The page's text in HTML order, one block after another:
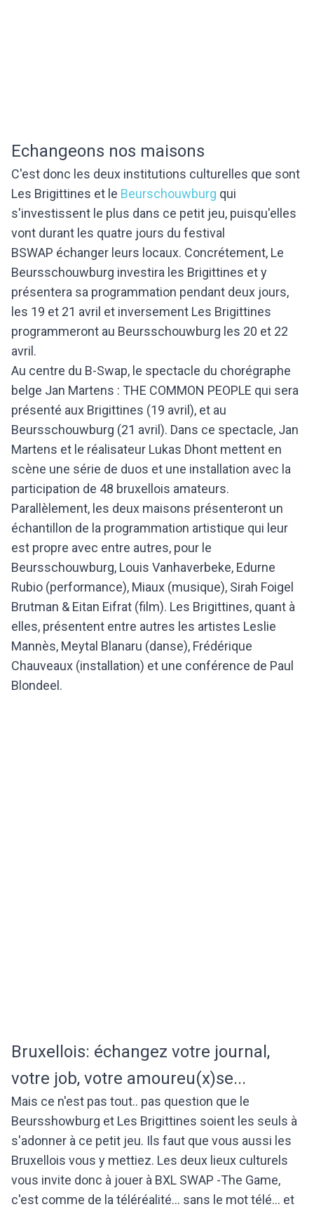
Echangeons nos maisons
C'est donc les deux institutions culturelles que sont
Les Brigittines et le Beurschouwburg qui
s'investissent le plus dans ce petit jeu, puisqu'elles
vont durant les quatre jours du festival
BSWAP échanger leurs locaux. Concrétement, Le
Beursschouwburg investira les Brigittines et y
présentera sa programmation pendant deux jours,
les 19 et 21 avril et inversement Les Brigittines
programmeront au Beursschouwburg les 20 et 22
avril.
Au centre du B-Swap, le spectacle du chorégraphe
belge Jan Martens : THE COMMON PEOPLE qui sera
présenté aux Brigittines (19 avril), et au
Beursschouwburg (21 avril). Dans ce spectacle, Jan
Martens et le réalisateur Lukas Dhont mettent en
scène une série de duos et une installation avec la
participation de 48 bruxellois amateurs.
Parallèlement, les deux maisons présenteront un
échantillon de la programmation artistique qui leur
est propre avec entre autres, pour le
Beursschouwburg, Louis Vanhaverbeke, Edurne
Rubio (performance), Miaux (musique), Sirah Foigel
Brutman & Eitan Eifrat (film). Les Brigittines, quant à
elles, présentent entre autres les artistes Leslie
Mannès, Meytal Blanaru (danse), Frédérique
Chauveaux (installation) et une conférence de Paul
Blondeel.
Bruxellois: échangez votre journal,
votre job, votre amoureu(x)se...
Mais ce n'est pas tout.. pas question que le
Beursshowburg et Les Brigittines soient les seuls à
s'adonner à ce petit jeu. Ils faut que vous aussi les
Bruxellois vous y mettiez. Les deux lieux culturels
vous invite donc à jouer à BXL SWAP -The Game,
c'est comme de la téléréalité... sans le mot télé... et